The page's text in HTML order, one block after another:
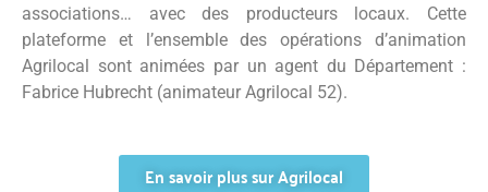
associations… avec des producteurs locaux. Cette
plateforme et l’ensemble des opérations d’animation
Agrilocal sont animées par un agent du Département :
Fabrice Hubrecht (animateur Agrilocal 52).
En savoir plus sur Agrilocal